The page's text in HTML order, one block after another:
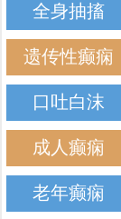
全身抽搐
遗传性癫痫
口吐白沫
成人癫痫
老年癫痫